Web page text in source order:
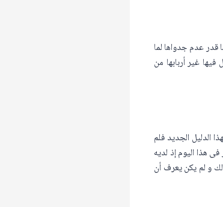
قدر عدم جدواها لما
غير أربابها من
الدليل الجديد فلم
هذا اليوم إذ لديه
و لم يكن يعرف أن